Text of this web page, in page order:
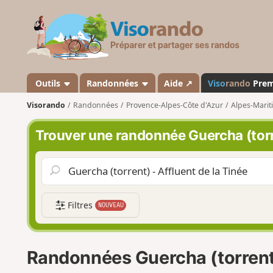
s
a
n
d
o
Outils Randonnées Aide ↗ Visorando
Visorando Randonnées Provence-Alpes-Côte d'Azur Alpes-
Trouver une randonnée Guercha
Filtres NOUVEAU
Randonnées Guercha